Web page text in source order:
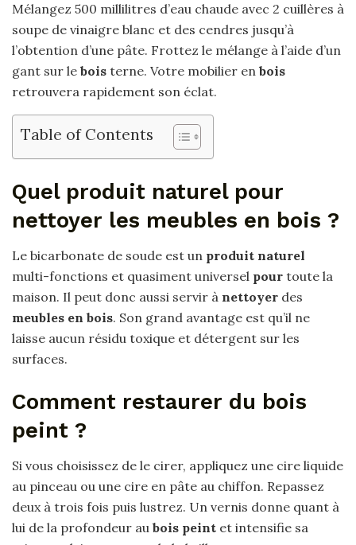
Mélangez 500 millilitres d’eau chaude avec 2 cuillères à
soupe de vinaigre blanc et des cendres jusqu’à
l’obtention d’une pâte. Frottez le mélange à l’aide d’un
gant sur le bois terne. Votre mobilier en bois
retrouvera rapidement son éclat.
Table of Contents
Quel produit naturel pour
nettoyer les meubles en bois ?
Le bicarbonate de soude est un produit naturel
multi-fonctions et quasiment universel pour toute la
maison. Il peut donc aussi servir à nettoyer des
meubles en bois. Son grand avantage est qu’il ne
laisse aucun résidu toxique et détergent sur les
surfaces.
Comment restaurer du bois
peint ?
Si vous choisissez de le cirer, appliquez une cire liquide
au pinceau ou une cire en pâte au chiffon. Repassez
deux à trois fois puis lustrez. Un vernis donne quant à
lui de la profondeur au bois peint et intensifie sa